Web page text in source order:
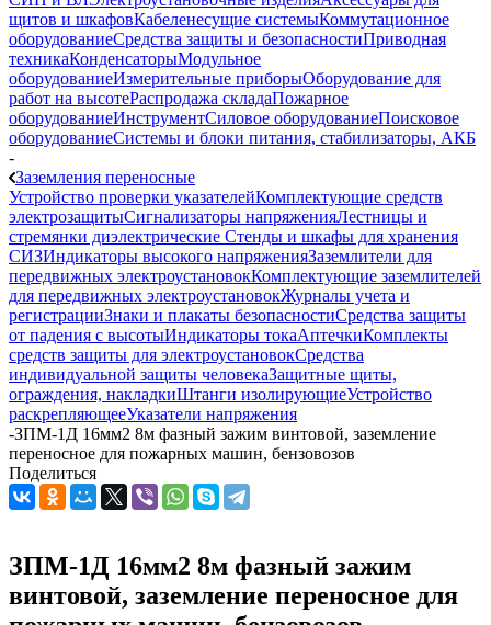
щитов и шкафовКабеленесущие системыКоммутационное
оборудованиеСредства защиты и безопасностиПриводная
техникаКонденсаторыМодульное
оборудованиеИзмерительные приборыОборудование для
работ на высотеРаспродажа складаПожарное
оборудованиеИнструментСиловое оборудованиеПоисковое
оборудованиеСистемы и блоки питания, стабилизаторы, АКБ
-
Заземления переносные
Устройство проверки указателейКомплектующие средств
электрозащитыСигнализаторы напряженияЛестницы и
стремянки диэлектрические Стенды и шкафы для хранения
СИЗИндикаторы высокого напряженияЗаземлители для
передвижных электроустановокКомплектующие заземлителей
для передвижных электроустановокЖурналы учета и
регистрацииЗнаки и плакаты безопасностиСредства защиты
от падения с высотыИндикаторы токаАптечкиКомплекты
средств защиты для электроустановокСредства
индивидуальной защиты человекаЗащитные щиты,
ограждения, накладкиШтанги изолирующиеУстройство
раскрепляющееУказатели напряжения
-ЗПМ-1Д 16мм2 8м фазный зажим винтовой, заземление
переносное для пожарных машин, бензовозов
Поделиться
ЗПМ-1Д 16мм2 8м фазный зажим
винтовой, заземление переносное для